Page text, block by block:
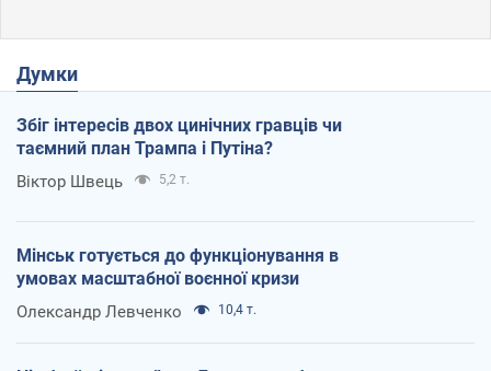
Думки
Збіг інтересів двох цинічних гравців чи
таємний план Трампа і Путіна?
Віктор Швець 5,2 т.
Мінськ готується до функціонування в
умовах масштабної воєнної кризи
Олександр Левченко 10,4 т.